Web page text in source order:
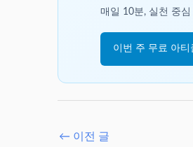
매일 10분, 실천 중
이번 주 무료 아티
← 이전 글